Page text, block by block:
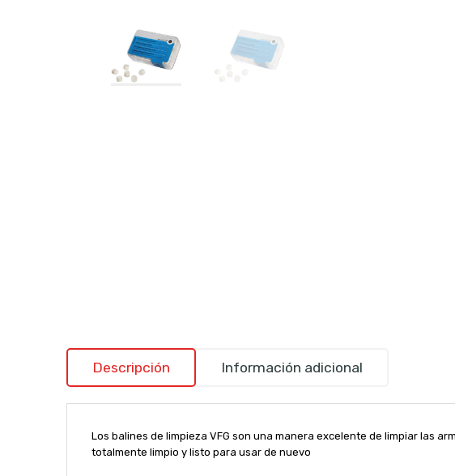
Descripción Información adicional
Los balines de limpieza VFG son una manera excelente de limpiar las
totalmente limpio y listo para usar de nuevo